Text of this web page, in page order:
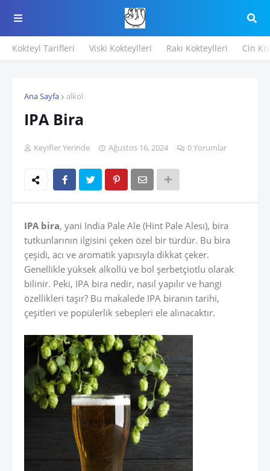
Kokteyl Tarifleri Viski Kokteylleri Rakı Kokteylleri Cin
Ana Sayfa alkol
IPA Bira
Keyifler Yerinde Ağustos 16, 2024 0 Yorumlar
IPA bira, yani India Pale Ale (Hint Pale Alesı), bira
tutkunlarının ilgisini çeken özel bir türdür. Bu bira
çeşidi, acı ve aromatik yapısıyla dikkat çeker.
Genellikle yüksek alkollü ve bol şerbetçiotlu olarak
bilinir. Peki, IPA bira nedir, nasıl yapılır ve hangi
özellikleri taşır? Bu makalede IPA biranın tarihi,
çeşitleri ve popülerlik sebepleri ele alınacaktır.